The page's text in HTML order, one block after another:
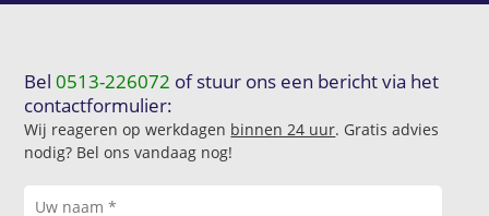
Bel0513-226072 of stuur ons een bericht via het
contactformulier:
Wij reageren op werkdagen binnen 24 uur. Gratis advies
nodig? Bel ons vandaag nog!